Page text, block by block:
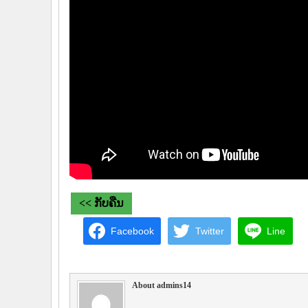
<< ກັບຄືນ
Facebook Twitter Line
About admins14